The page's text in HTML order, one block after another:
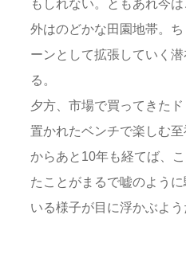
もしれない。ともあれ今
外はのどかな田園地帯。
ーンとして拡張していく
る。
夕方、市場で買ってきた
置かれたベンチで楽しむ
からあと10年も経てば、
たことがまるで嘘のよう
いる様子が目に浮かぶよう